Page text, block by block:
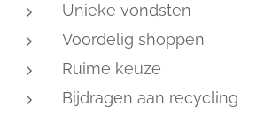
Unieke vondsten
Voordelig shoppen
Ruime keuze
Bijdragen aan recycling